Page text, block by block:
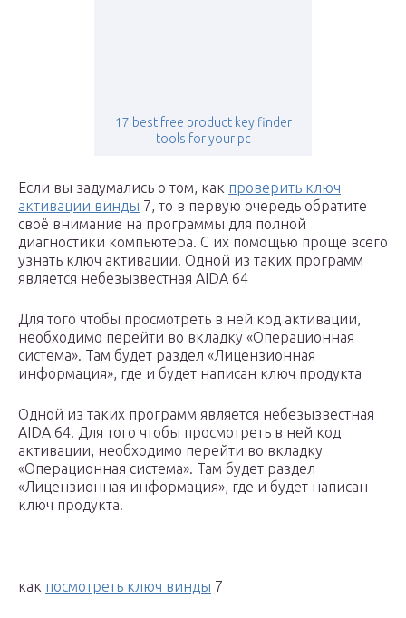
17 best free product key finder
tools for your pc
Если вы задумались о том, как проверить ключ
активации винды 7, то в первую очередь обратите
своё внимание на программы для полной
диагностики компьютера. С их помощью проще всего
узнать ключ активации. Одной из таких программ
является небезызвестная AIDA 64
Для того чтобы просмотреть в ней код активации,
необходимо перейти во вкладку «Операционная
система». Там будет раздел «Лицензионная
информация», где и будет написан ключ продукта
Одной из таких программ является небезызвестная
AIDA 64. Для того чтобы просмотреть в ней код
активации, необходимо перейти во вкладку
«Операционная система». Там будет раздел
«Лицензионная информация», где и будет написан
ключ продукта.
как посмотреть ключ винды 7